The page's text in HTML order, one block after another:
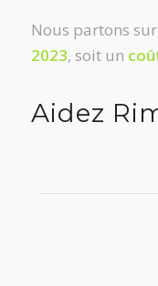
Nous partons
2023, soit un
Aidez